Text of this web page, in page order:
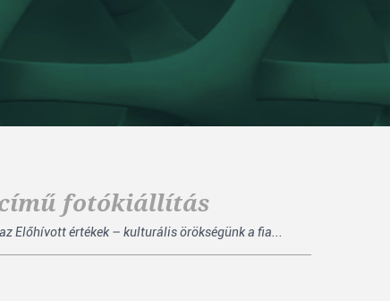
fotókiállítás
Előhívott értékek – kulturális örökségünk a fia...